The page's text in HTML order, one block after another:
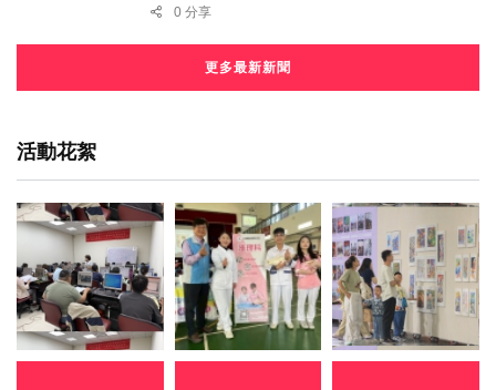
0 分享
更多最新新聞
活動花絮